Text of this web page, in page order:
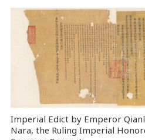
Imperial Edict by Emperor
Nara, the Ruling Imperial